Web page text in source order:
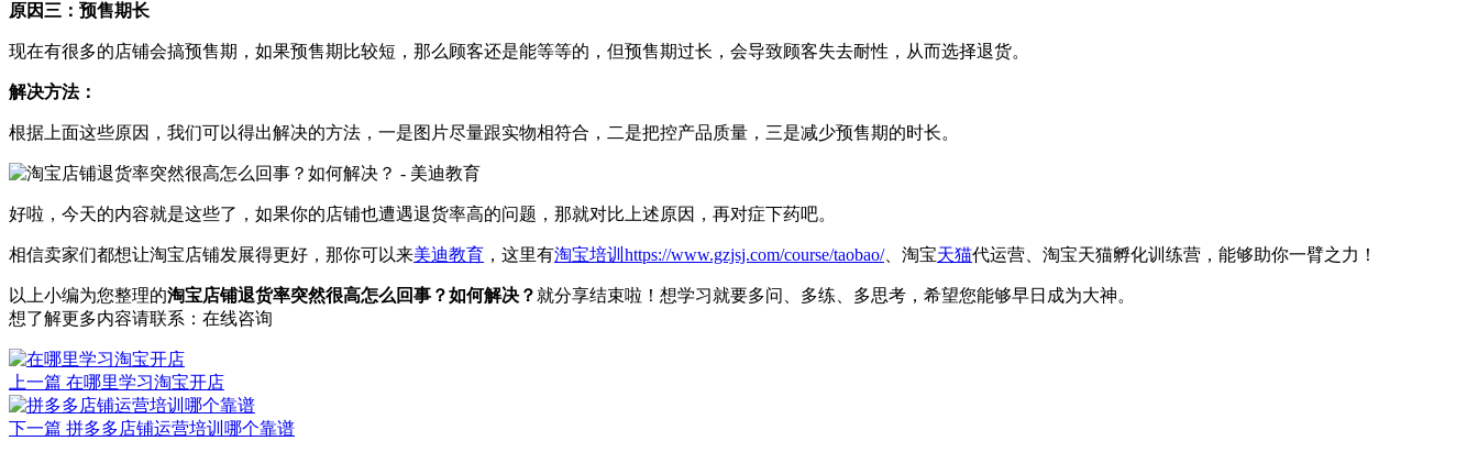
原因三：预售期长
现在有很多的店铺会搞预售期，如果预售期比较短，那么顾客还是能等等的，但预售期过长，会导致顾客失去耐性，从而选择退货。
解决方法：
根据上面这些原因，我们可以得出解决的方法，一是图片尽量跟实物相符合，二是把控产品质量，三是减少预售期的时长。
好啦，今天的内容就是这些了，如果你的店铺也遭遇退货率高的问题，那就对比上述原因，再对症下药吧。
相信卖家们都想让淘宝店铺发展得更好，那你可以来美迪教育 ，这里有淘宝培训 https://www.gzjsj.com/course/taobao/、淘宝天猫代运营、淘宝天猫孵化训练营，能够助你一臂之力！
以上小编为您整理的淘宝店铺退货率突然很高怎么回事？如何解决？ 就分享结束啦！想学习就要多问、多练、多思考，希望您能够早日成为大神。
想了解更多内容请联系： 在线咨询
上一篇 在哪里学习淘宝开店
下一篇 拼多多店铺运营培训哪个靠谱